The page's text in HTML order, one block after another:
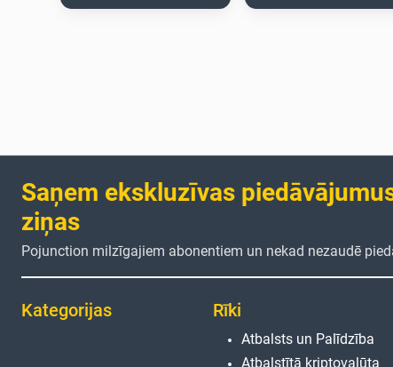
Saņem ekskluzīvas
ziņas
Pojunction milzīgajiem abonentiem un nekad nezaudē
Kategorijas Rīki
Atbalsts un Palīdzība
Atbalstītā kriptovalūta